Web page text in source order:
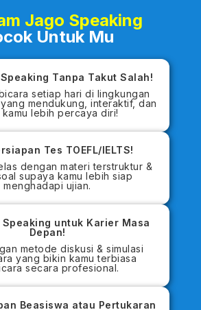
Jago Speaking
Untuk Mu
Tanpa Takut Salah!
setiap hari di lingkungan
mendukung, interaktif, dan
lebih percaya diri!
Tes TOEFL/IELTS!
dengan materi terstruktur &
supaya kamu lebih siap
menghadapi ujian.
untuk Karier Masa
Depan!
metode diskusi & simulasi
yang bikin kamu terbiasa
secara profesional.
Beasiswa atau Pertukaran